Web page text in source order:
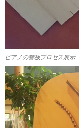
ピアノの響板プロセス展示